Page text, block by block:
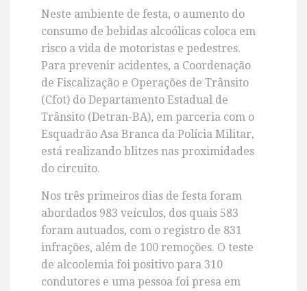
Neste ambiente de festa, o aumento do
consumo de bebidas alcoólicas coloca em
risco a vida de motoristas e pedestres.
Para prevenir acidentes, a Coordenação
de Fiscalização e Operações de Trânsito
(Cfot) do Departamento Estadual de
Trânsito (Detran-BA), em parceria com o
Esquadrão Asa Branca da Polícia Militar,
está realizando blitzes nas proximidades
do circuito.
Nos três primeiros dias de festa foram
abordados 983 veículos, dos quais 583
foram autuados, com o registro de 831
infrações, além de 100 remoções. O teste
de alcoolemia foi positivo para 310
condutores e uma pessoa foi presa em